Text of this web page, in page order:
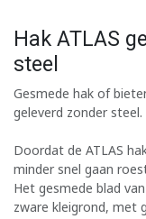
Hak ATLAS
steel
Gesmede hak of
geleverd zonder steel.
Doordat de ATLAS
minder snel gaan
Het gesmede blad
zware kleigrond, met